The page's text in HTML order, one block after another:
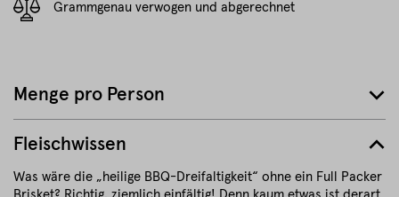
Grammgenau verwogen und abgerechnet
Fleischwissen
Was wäre die „heilige BBQ-Dreifaltigkeit“ ohne ein Full Packer
Menge pro Person